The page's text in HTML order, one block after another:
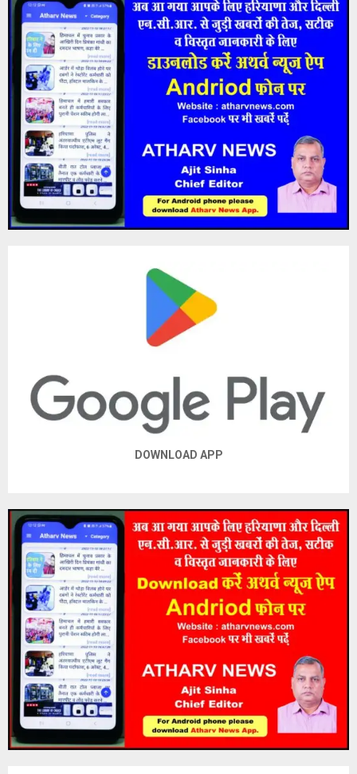
DOWNLOAD APP